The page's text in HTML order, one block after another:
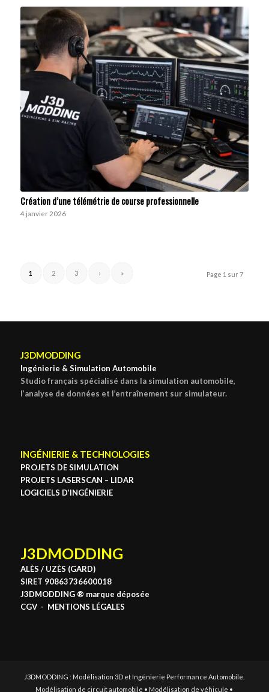
Création d’une télémétrie de course professionnelle
4 janvier 2026
Page 1 sur 7
1 2 3 › »
J3DMODDING
Ingénierie & Simulation Automobile
Studio français spécialisé dans la simulation automobile,
l’analyse de données et l’entraînement sur simulateur.
INGÉNIERIE & TECHNOLOGIES
PROJETS DE SIMULATION
PROJETS LASERSCAN – LIDAR
LOGICIELS D’INGÉNIERIE
J3DMODDING
ALÈS / UZÈS (GARD)
SIRET 90863736600018
J3DMODDING ® marque déposée
CGV- MENTIONS LÉGALES
J3DMODDING : Modélisation 3D et Ingénierie Performance Automobile.
Modélisation de circuit automobile • Modélisation de véhicule •